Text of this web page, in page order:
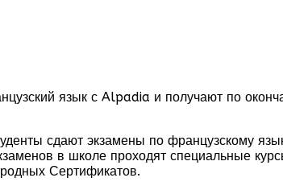
язык с Alpadia и получают по
сдают экзамены по французскому
в школе проходят специальные
Сертификатов.